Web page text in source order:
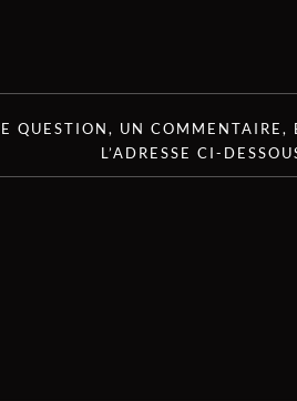
QUESTION, UN COMMENTAIRE,
L’ADRESSE CI-